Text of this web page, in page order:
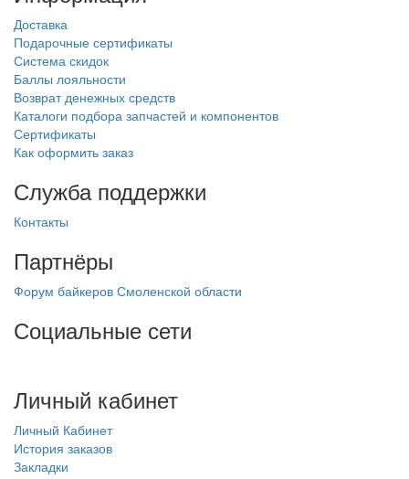
Доставка
Подарочные сертификаты
Система скидок
Баллы лояльности
Возврат денежных средств
Каталоги подбора запчастей и компонентов
Сертификаты
Как оформить заказ
Служба поддержки
Контакты
Партнёры
Форум байкеров Смоленской области
Социальные сети
Личный кабинет
Личный Кабинет
История заказов
Закладки